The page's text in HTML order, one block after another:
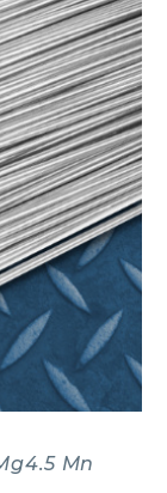
Mn